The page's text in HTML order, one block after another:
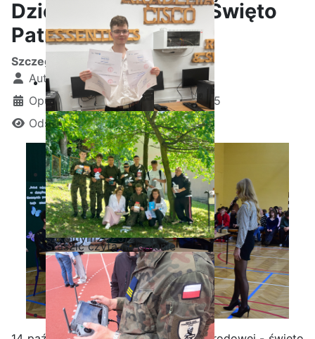
Ostatnia garść certyfikatów
Akademii CISCO w roku
szkolnym2025/2026
Staszic czyta na polanie
Dzień Nauczyciela i Święto
Patrona Szkoły
Szczegóły
Autor:
Kamil Krosta
Opublikowano: 14 październik 2025
Odsłon: 14472